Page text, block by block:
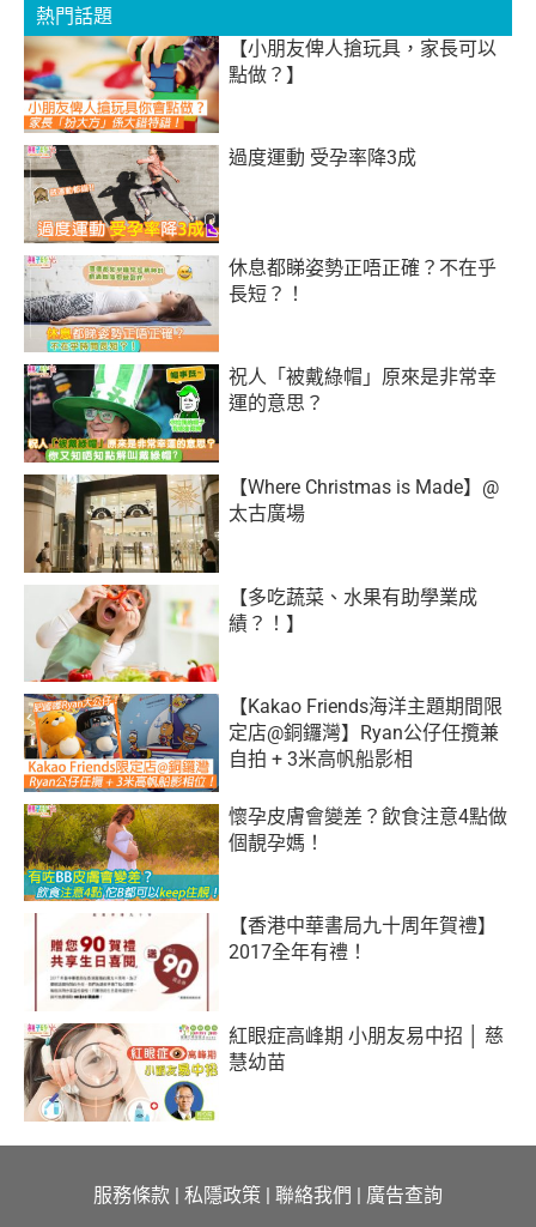
熱門話題
【小朋友俾人搶玩具，家長可以
點做？】
過度運動 受孕率降3成
休息都睇姿勢正唔正確？不在乎
長短？！
祝人「被戴綠帽」原來是非常幸
運的意思？
【Where Christmas is Made】@
太古廣場
【多吃蔬菜、水果有助學業成
績？！】
【Kakao Friends海洋主題期間限
定店@銅鑼灣】Ryan公仔任攬兼
自拍 + 3米高帆船影相
懷孕皮膚會變差？飲食注意4點做
個靚孕媽！
【香港中華書局九十周年賀禮】
2017全年有禮！
紅眼症高峰期 小朋友易中招 │ 慈
慧幼苗
服務條款 | 私隱政策 | 聯絡我們 | 廣告查詢